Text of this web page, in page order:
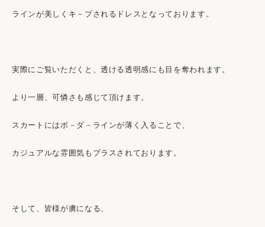
ラインが美しくキ－プされるドレスとなっております。
実際にご覧いただくと、透ける透明感にも目を奪われます。
より一層、可憐さも感じて頂けます。
スカートにはボ－ダ－ラインが薄く入ることで、
カジュアルな雰囲気もプラスされております。
そして、皆様が虜になる、